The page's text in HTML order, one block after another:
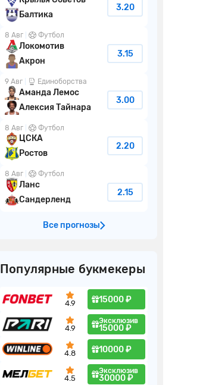
Балтика
3.20
8 Авг Футбол
Локомотив
Акрон
3.15
9 Авг Единоборства
Аманда Лемос
Алексия Тайнара
3.00
8 Авг Футбол
ЦСКА
Ростов
2.20
8 Авг Футбол
Ланс
Сандерленд
2.15
Все прогнозы
Популярные букмекеры
4.9 15000 ₽
4.9
Эксклюзив
15000 ₽
4.8 10000 ₽
4.5
Эксклюзив
30000 ₽